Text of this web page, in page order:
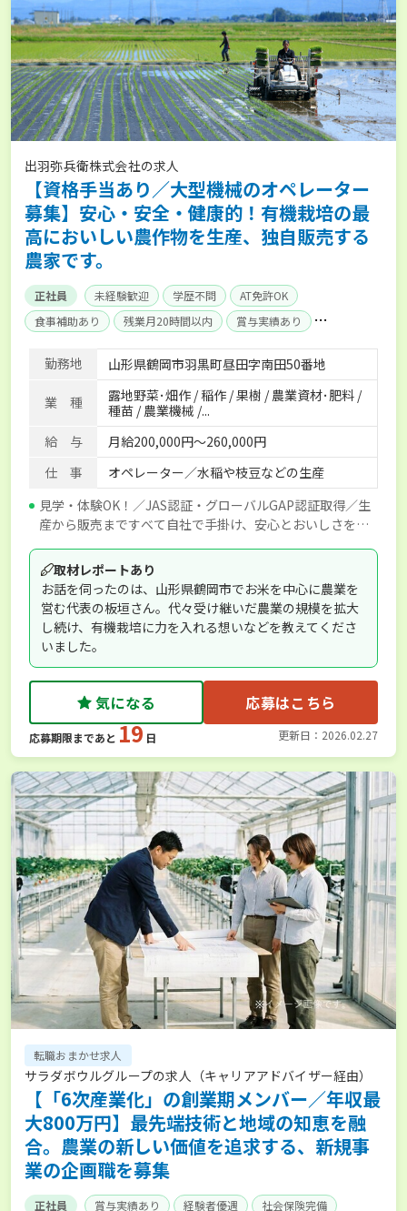
出羽弥兵衛株式会社の求人
【資格手当あり／大型機械のオペレーター
募集】安心・安全・健康的！有機栽培の最
高においしい農作物を生産、独自販売する
農家です。
正社員 未経験歓迎 学歴不問
AT免許OK
食事補助あり
残業月20時間以内
賞与実績あり
独立支援可能 社会保険完備
勤務地 山形県鶴岡市羽黒町昼田字南田50番地
業 種
露地野菜･畑作 / 稲作 / 果樹 / 農業資材･肥料 /
種苗 / 農業機械 /...
給 与
月給200,000円～260,000円
仕 事
オペレーター／水稲や枝豆などの生産
見学・体験OK！／JAS認証・グローバルGAP認証取得／生
産から販売まですべて自社で手掛け、安心とおいしさをお
取材レポートあり
お話を伺ったのは、山形県鶴岡市でお米を中心に農業を
営む代表の板垣さん。代々受け継いだ農業の規模を拡大
し続け、有機栽培に力を入れる想いなどを教えてくださ
いました。
気になる 応募はこちら
応募期限まであと 19 日 更新日：2026.02.27
転職おまかせ求人
サラダボウルグループの求人（キャリアアドバイザー経由）
【「6次産業化」の創業期メンバー／年収最
大800万円】最先端技術と地域の知恵を融
合。農業の新しい価値を追求する、新規事
業の企画職を募集
正社員 賞与実績あり 経験者優遇 社会保険完備